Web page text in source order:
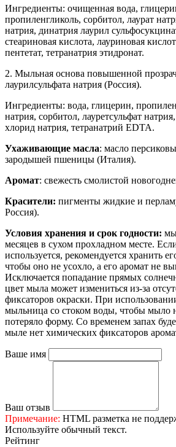
Ингредиенты: очищенная вода,
пропиленгликоль, сорбитол, лаурат
натрия, динатрия лаурил
стеариновая кислота, лауриновая
пентетат, тетранатрия этидронат.
2. Мыльная основа повышенной
лаурилсульфата натрия (Россия).
Ингредиенты: вода, глицерин,
натрия, сорбитол, лауретсульфат
хлорид натрия, тетранатрий EDTA.
Ухаживающие масла: масло
зародышей пшеницы (Италия).
Аромат: свежесть смолистой
Красители: пигменты жидкие и
Россия).
Условия хранения и срок годности:
месяцев в сухом прохладном месте.
используется, рекомендуется хранить
чтобы оно не усохло, а его аромат не
Исключается попадание прямых
цвет мыла может измениться из-за
фиксаторов окраски. При
мыльница со стоком воды, чтобы мыло
потеряло форму. Со временем запах
мыле нет химических фиксаторов
Ваше имя
Ваш отзыв
Примечание: HTML разметка не
Используйте обычный текст.
Рейтинг